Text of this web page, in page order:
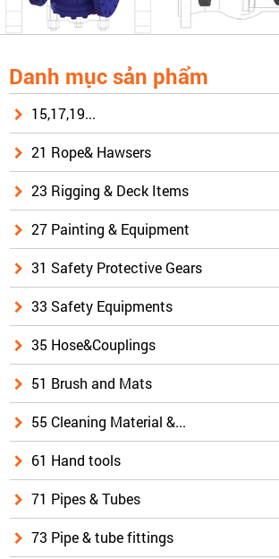
Danh mục sản phẩm
15,17,19...
21 Rope& Hawsers
23 Rigging & Deck Items
27 Painting & Equipment
31 Safety Protective Gears
33 Safety Equipments
35 Hose&Couplings
51 Brush and Mats
55 Cleaning Material &...
61 Hand tools
71 Pipes & Tubes
73 Pipe & tube fittings